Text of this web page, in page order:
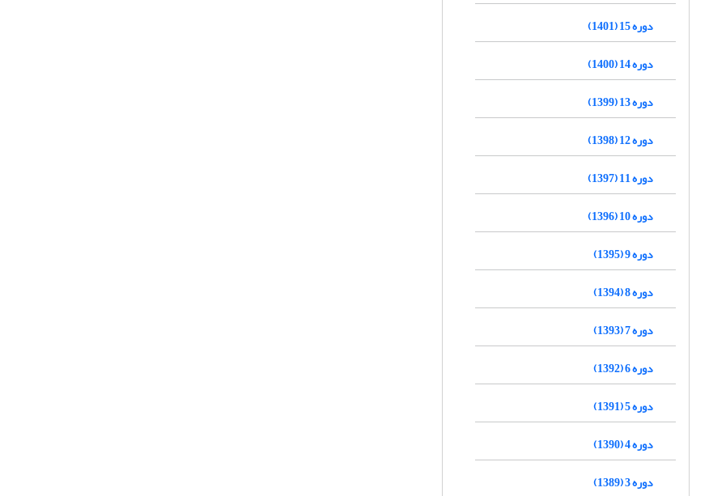
دوره 15 (1401)
دوره 14 (1400)
دوره 13 (1399)
دوره 12 (1398)
دوره 11 (1397)
دوره 10 (1396)
دوره 9 (1395)
دوره 8 (1394)
دوره 7 (1393)
دوره 6 (1392)
دوره 5 (1391)
دوره 4 (1390)
دوره 3 (1389)